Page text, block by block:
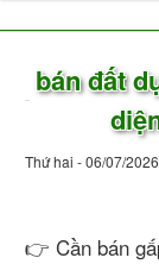
bán đất
Thứ hai - 06/07/
👉 Cần bán